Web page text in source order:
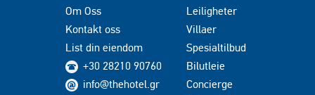
Om Oss
Kontakt oss
List din eiendom
+30 28210 90760
info@thehotel.gr
Leiligheter
Villaer
Spesialtilbud
Bilutleie
Concierge